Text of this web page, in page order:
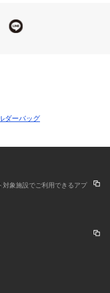
ダーバッグ
対象施設でご利用できるアプ